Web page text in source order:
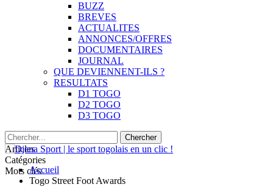
BUZZ
BREVES
ACTUALITES
ANNONCES/OFFRES
DOCUMENTAIRES
JOURNAL
QUE DEVIENNENT-ILS ?
RESULTATS
D1 TOGO
D2 TOGO
D3 TOGO
Articles
Catégories
Mots clésAccueil
Togo Street Foot Awards